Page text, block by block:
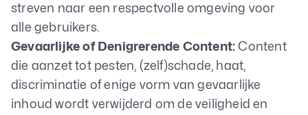
streven naar een respectvolle omgeving voor
alle gebruikers.
Gevaarlijke of Denigrerende Content:Content
die aanzet tot pesten, (zelf)schade, haat,
discriminatie of enige vorm van gevaarlijke
inhoud wordt verwijderd om de veiligheid en